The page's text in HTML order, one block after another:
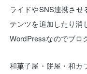
ライドやSNS連携させ
テンツを追加したり消
WordPressなのでブロ
和菓子屋・餅屋・和カ